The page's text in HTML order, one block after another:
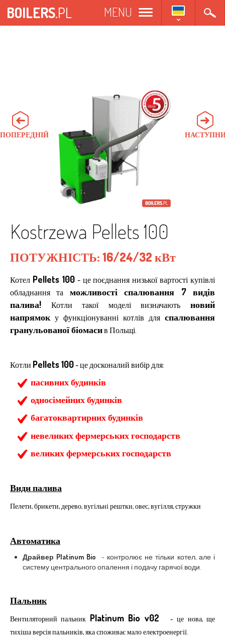
BOILERS.PL MENU
Kostrzewa Pellets 100
ПОТУЖНІСТЬ:16/24/32 кВт
Котел Pellets 100- це поєднання низької вартості купівлі
обладнання та можливості спалювання 7 видів
палива! Котли такої моделі визначають новий
напрямоку функціонуванні котлів для спалювання
гранульованої біомасив Польщі.
Котли Pellets 100- це досконалий вибір для:
пасивних будинків
односімейних будинків
багатоквартирних будинків
невеликих фермерських господарств
великих фермерських господарств
Види палива
Пелети, брикети, дерево, вугільні рештки, овес, вугілля, стружки
Автоматика
Драйвер Platinum Bio - контролює не тільки котел, але і
систему центрального опалення і подачу гарячої води.
Пальник
Вентиляторний пальник Platinum Bio v02 - це нова, ще
тихіша версія пальників, яка споживає мало електроенергії.
ПОПЕРЕДНІЙ